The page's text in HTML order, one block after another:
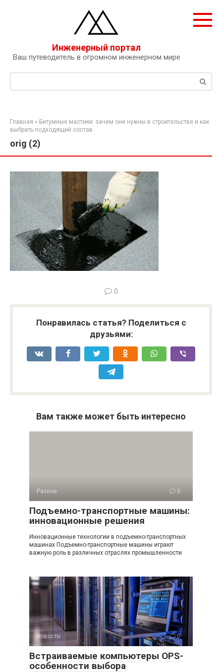
Инженерный портал
Ваш путеводитель в огромном инженерном мире
Поиск:
Главная » Битумные мастики: зачем они нужны в строительстве и как
выбрать подходящий состав
orig (2)
0
Понравилась статья? Поделиться с
друзьями:
Вам также может быть интересно
Разное 0
Подъемно-транспортные машины:
инновационные решения
Инновационные технологии в подъемно-транспортных
машинах Подъемно-транспортные машины играют
важную роль в различных отраслях промышленности
Новости 0
Встраиваемые компьютеры OPS-
особенности выбора